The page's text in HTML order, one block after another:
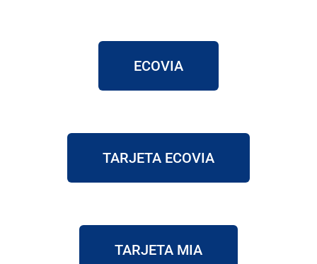
ECOVIA
TARJETA ECOVIA
TARJETA MIA